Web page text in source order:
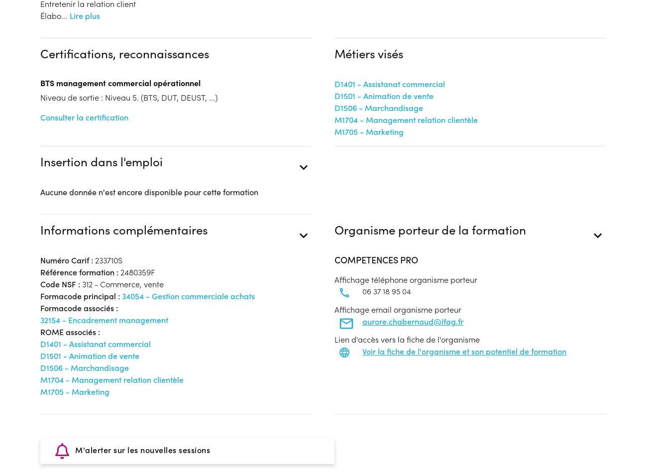
Dispositif
Lieu de formation
5 Port d'Aval
80000 Amiens
Restauration : Pas de restauration
Entretenir la relation client
Élabo... Lire plus
Certifications, reconnaissances
BTS management commercial opérationnel
Niveau de sortie : Niveau 5. (BTS, DUT, DEUST, ...)
Consulter la certification
Métiers visés
D1401 - Assistanat commercial
D1501 - Animation de vente
D1506 - Marchandisage
M1704 - Management relation clientèle
M1705 - Marketing
Insertion dans l'emploi
Aucune donnée n'est encore disponible pour cette formation
Informations complémentaires
Numéro Carif : 233710S
Référence formation : 2480359F
Code NSF : 312 - Commerce, vente
Formacode principal : 34054 - Gestion commerciale achats
Formacode associés :
32154 - Encadrement management
ROME associés :
D1401 - Assistanat commercial
D1501 - Animation de vente
D1506 - Marchandisage
M1704 - Management relation clientèle
M1705 - Marketing
Organisme porteur de la formation
COMPETENCES PRO
Affichage téléphone organisme porteur
06 37 18 95 04
Affichage email organisme porteur
aurore.chabernaud@ifag.fr
Lien d'accès vers la fiche de l'organisme
Voir la fiche de l'organisme et son potentiel de formation
M'alerter sur les nouvelles sessions